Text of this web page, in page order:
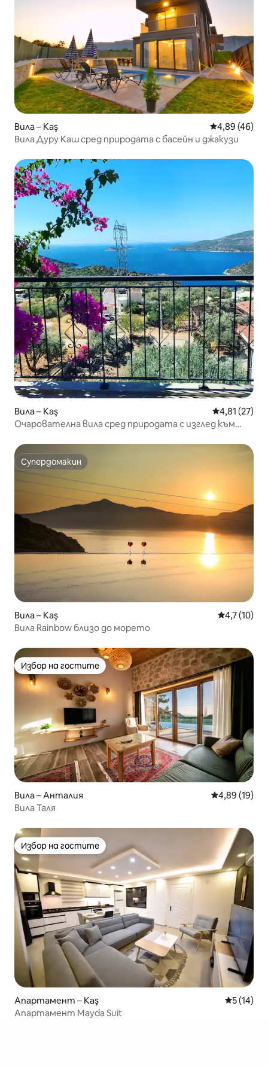
Вила – Kaş Средна
4,89 (46)
Вила Дуру Каш сред природата с басейн и джакузи
Вила – Kaş Средна
4,81 (27)
Очарователна вила сред природата с изглед към
Супердомакин
Супердомакин
Вила – Kaş Средна
4,7 (10)
Вила Rainbow близо до морето
Избор на гостите
Избор на гостите
Вила – Анталия Средна
4,89 (19)
Вила Таля
Избор на гостите
Избор на гостите
Апартамент – Kaş Средна
5 (14)
Апартамент Mayda Suit